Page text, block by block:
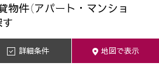
詳細条件 地図で表示
物件（アパート・マンショ